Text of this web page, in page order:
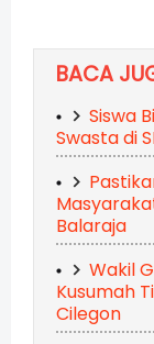
BACA
Siswa
Swasta di
Balaraja
Wakil
Kusumah
Cilegon